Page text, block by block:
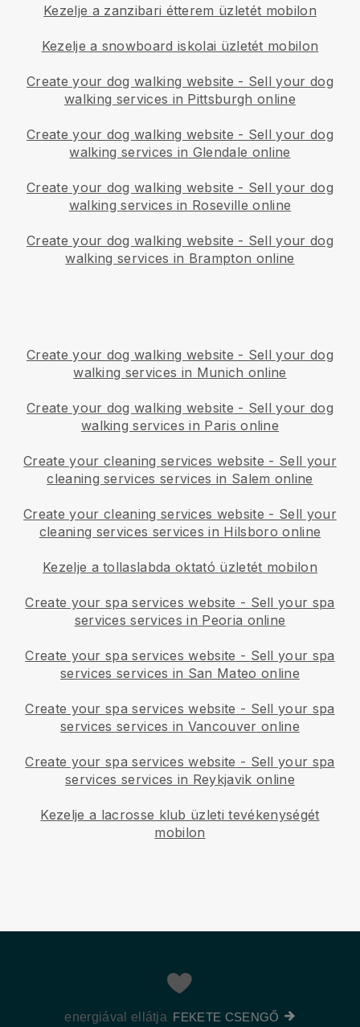
Kezelje a zanzibari étterem üzletét mobilon
Kezelje a snowboard iskolai üzletét mobilon
Create your dog walking website - Sell your dog
walking services in Pittsburgh online
Create your dog walking website - Sell your dog
walking services in Glendale online
Create your dog walking website - Sell your dog
walking services in Roseville online
Create your dog walking website - Sell your dog
walking services in Brampton online
Create your dog walking website - Sell your dog
walking services in Munich online
Create your dog walking website - Sell your dog
walking services in Paris online
Create your cleaning services website - Sell your
cleaning services services in Salem online
Create your cleaning services website - Sell your
cleaning services services in Hilsboro online
Kezelje a tollaslabda oktató üzletét mobilon
Create your spa services website - Sell your spa
services services in Peoria online
Create your spa services website - Sell your spa
services services in San Mateo online
Create your spa services website - Sell your spa
services services in Vancouver online
Create your spa services website - Sell your spa
services services in Reykjavik online
Kezelje a lacrosse klub üzleti tevékenységét
mobilon
energiával ellátja FEKETE CSENGŐ